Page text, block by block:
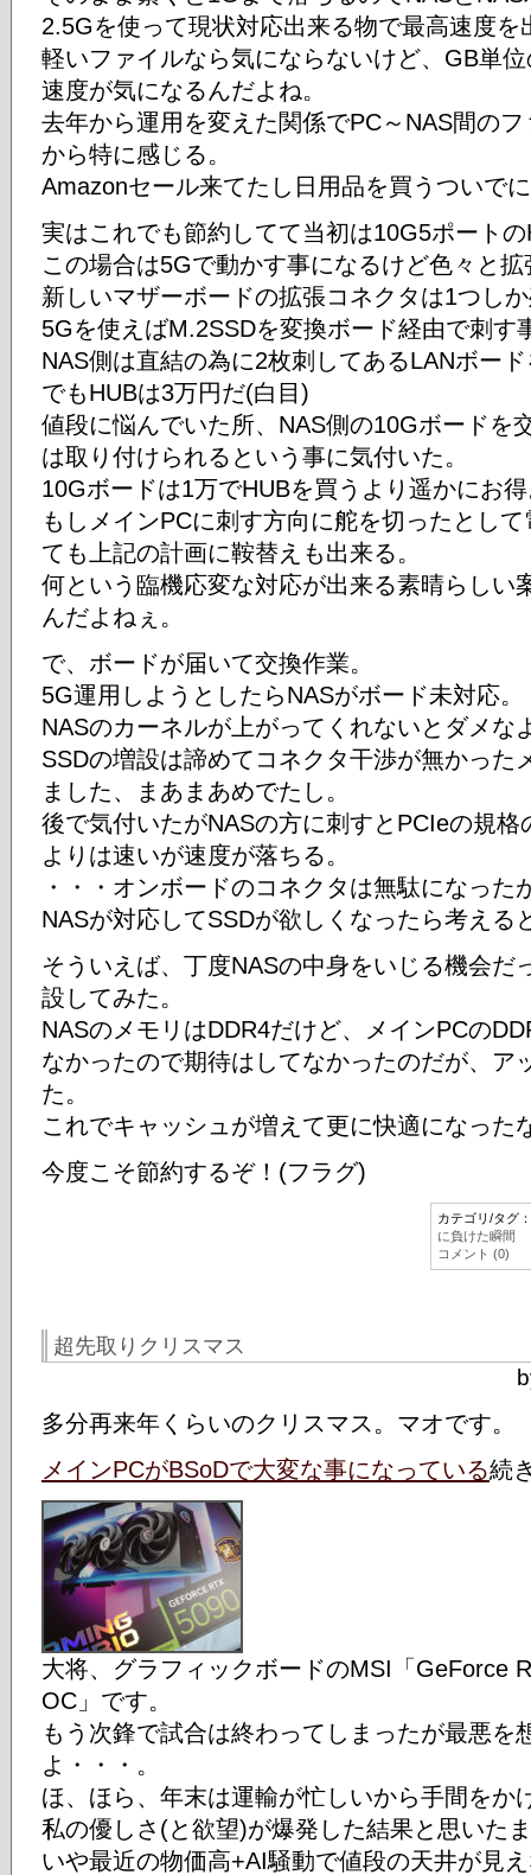
2.5Gを使って現状対応出来る物で最高速度
軽いファイルなら気にならないけど、GB単
速度が気になるんだよね。
去年から運用を変えた関係でPC～NAS間の
から特に感じる。
Amazonセール来てたし日用品を買うついで
実はこれでも節約してて当初は10G5ポート
この場合は5Gで動かす事になるけど色々と
新しいマザーボードの拡張コネクタは1つし
5Gを使えばM.2SSDを変換ボード経由で刺す
NAS側は直結の為に2枚刺してあるLANボー
でもHUBは3万円だ(白目)
値段に悩んでいた所、NAS側の10Gボードを
は取り付けられるという事に気付いた。
10Gボードは1万でHUBを買うより遥かにお
もしメインPCに刺す方向に舵を切ったとし
ても上記の計画に鞍替えも出来る。
何という臨機応変な対応が出来る素晴らしい
んだよねぇ。
で、ボードが届いて交換作業。
5G運用しようとしたらNASがボード未対応。
NASのカーネルが上がってくれないとダメな
SSDの増設は諦めてコネクタ干渉が無かった
ました、まあまあめでたし。
後で気付いたがNASの方に刺すとPCIeの規
よりは速いが速度が落ちる。
・・・オンボードのコネクタは無駄になった
NASが対応してSSDが欲しくなったら考える
そういえば、丁度NASの中身をいじる機会だ
設してみた。
NASのメモリはDDR4だけど、メインPCの
なかったので期待はしてなかったのだが、ア
た。
これでキャッシュが増えて更に快適になった
今度こそ節約するぞ！(フラグ)
カテゴリ/タグ：
に負けた瞬間
コメント (0)
超先取りクリスマス
多分再来年くらいのクリスマス。マオです。
メインPCがBSoDで大変な事になっている続
大将、グラフィックボードのMSI「GeForce
OC」です。
もう次鋒で試合は終わってしまったが最悪を
よ・・・。
ほ、ほら、年末は運輸が忙しいから手間をか
私の優しさ(と欲望)が爆発した結果と思いた
いや最近の物価高+AI騒動で値段の天井が見